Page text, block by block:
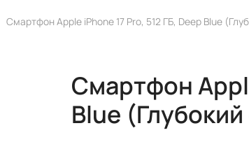
Смартфон Apple iPhone 17 Pro, 512 ГБ, Deep Blue
Смартфон
Blue